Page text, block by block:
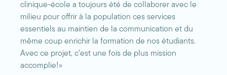
clinique-école a toujours été de collaborer avec le
milieu pour offrir à la population ces services
essentiels au maintien de la communication et du
même coup enrichir la formation de nos étudiants.
Avec ce projet, c’est une fois de plus mission
accomplie!»